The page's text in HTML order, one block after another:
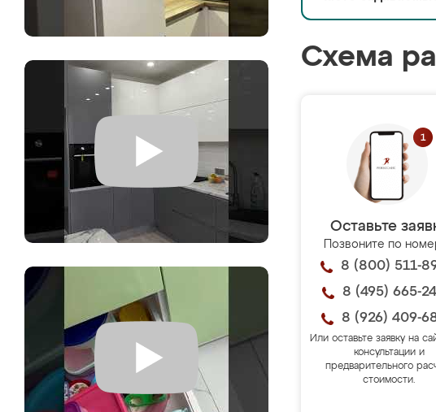
Схема
Оставьте
Позвоните по
8 (800) 511-
8 (495) 665-
8 (926) 409-
Или оставьте заявку на
консультации и
предварительного
стоимости.